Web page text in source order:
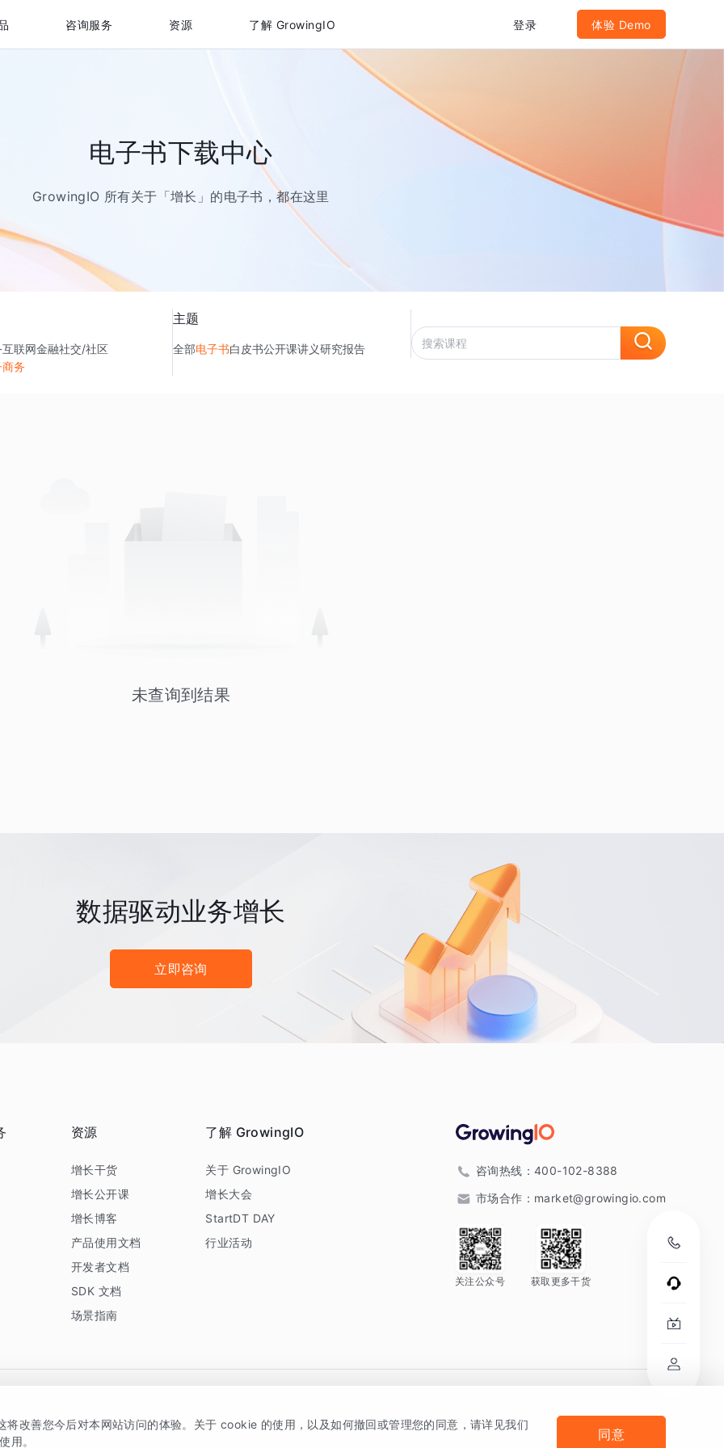
咨询服务 资源 了解 GrowingIO 登录 体验 Demo
电子书下载中心
GrowingIO 所有关于「增长」的电子书，都在这里
互联网金融社交/社区
务
主题
全部电子书白皮书公开课讲义研究报告
未查询到结果
数据驱动业务增长
立即咨询
资源
增长干货
增长公开课
增长博客
产品使用文档
开发者文档
SDK 文档
场景指南
了解 GrowingIO
关于 GrowingIO
增长大会
StartDT DAY
行业活动
咨询热线： 400-102-8388
市场合作： market@growingio.com
关注公众号 获取更多干货
号 法律声明及隐私条款
改善您今后对本网站访问的体验。关于 cookie 的使用，以及如何撤回或管理您的同意，请详见我们
用。 同意